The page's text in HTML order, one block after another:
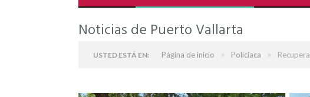
Noticias de Puerto Vallarta
USTED ESTÁ EN: Página de inicio » Policiaca »